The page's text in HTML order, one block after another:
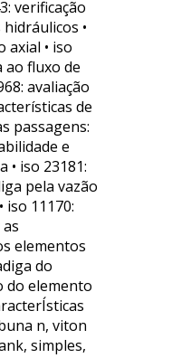
verificação
•
axial • iso
ao fluxo de
avaliação
de
passagens:
e
• iso 23181:
pela vazão
iso 11170:
elementos
do
do elemento
n, viton
simples,